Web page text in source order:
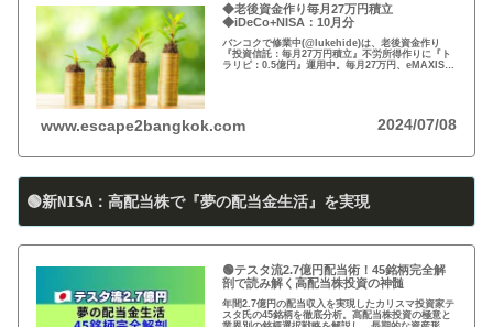
◆老後資金作り毎月27万円積立
◆iDeCo+NISA：10月分
バンコクで修業中(@lukehide)は、老後資金作り
『投資信託：毎月27万円積立』不労所得作りに『ト
ラリピ：0.5億円』運用中。毎月27万円、eMAXIS
www.escape2bangkok.com 2024/07/08
🟢新NISA：高配当株で『夢の配当金生活』を実現
🟢テスタ流2.7億円配当術！45銘柄完全解
剖で読み解く高配当株投資の神髄
年間2.7億円の配当収入を実現したカリスマ投資家テ
スタ氏の45銘柄を徹底分析。高配当株投資の極意と